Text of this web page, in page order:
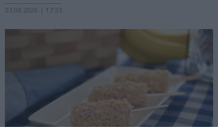
03.08.2026 | 17:33